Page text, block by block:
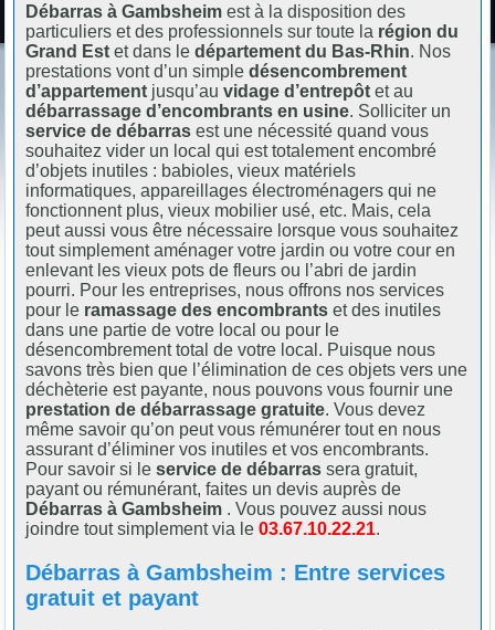
Débarras à Gambsheimest à la disposition des
particuliers et des professionnels sur toute la région du
Grand Est et dans ledépartement du Bas-Rhin. Nos
prestations vont d’un simpledésencombrement
d’appartement jusqu’auvidage d’entrepôt et au
débarrassage d’encombrants en usine. Solliciter un
service de débarras est une nécessité quand vous
souhaitez vider un local qui est totalement encombré
d’objets inutiles : babioles, vieux matériels
informatiques, appareillages électroménagers qui ne
fonctionnent plus, vieux mobilier usé, etc. Mais, cela
peut aussi vous être nécessaire lorsque vous souhaitez
tout simplement aménager votre jardin ou votre cour en
enlevant les vieux pots de fleurs ou l’abri de jardin
pourri. Pour les entreprises, nous offrons nos services
pour le ramassage des encombrants et des inutiles
dans une partie de votre local ou pour le
désencombrement total de votre local. Puisque nous
savons très bien que l’élimination de ces objets vers une
déchèterie est payante, nous pouvons vous fournir une
prestation de débarrassage gratuite. Vous devez
même savoir qu’on peut vous rémunérer tout en nous
assurant d’éliminer vos inutiles et vos encombrants.
Pour savoir si leservice de débarras sera gratuit,
payant ou rémunérant, faites un devis auprès de
Débarras à Gambsheim . Vous pouvez aussi nous
joindre tout simplement via le03.67.10.22.21.
Débarras à Gambsheim : Entre services
gratuit et payant